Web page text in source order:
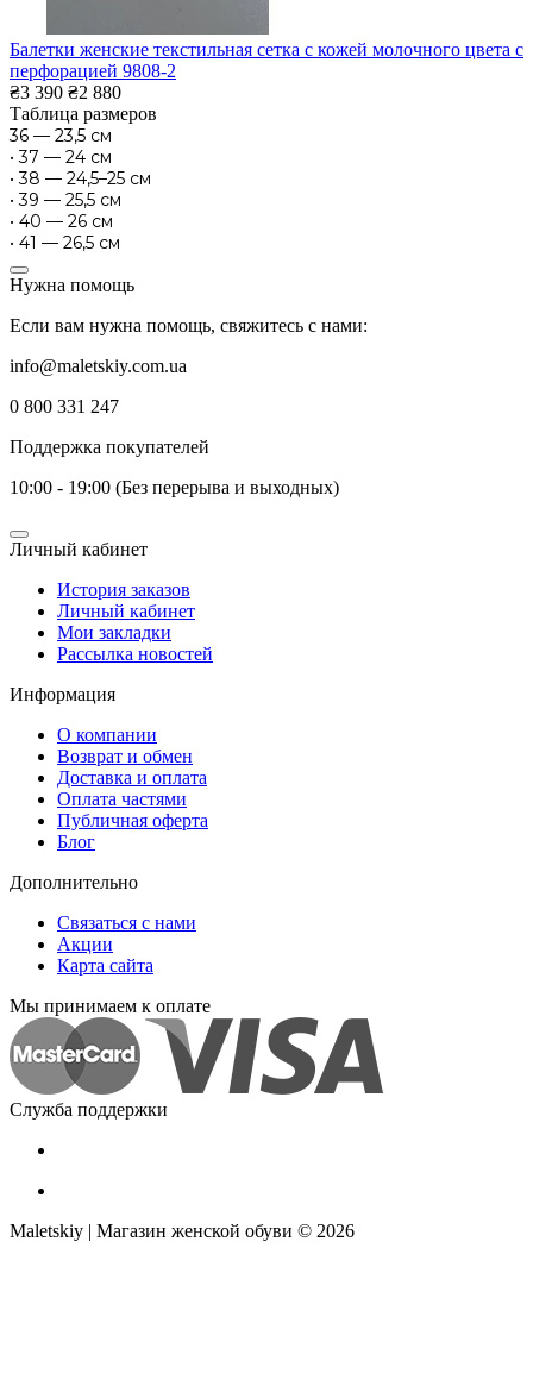
Балетки женские текстильная сетка с кожей молочного цвета с
перфорацией 9808-2
₴3 390 ₴2 880
Таблица размеров
36 — 23,5 см
• 37 — 24 см
• 38 — 24,5–25 см
• 39 — 25,5 см
• 40 — 26 см
• 41 — 26,5 см
Нужна помощь
Если вам нужна помощь, свяжитесь с нами:
info@maletskiy.com.ua
0 800 331 247
Поддержка покупателей
10:00 - 19:00 (Без перерыва и выходных)
Личный кабинет
История заказов
Личный кабинет
Мои закладки
Рассылка новостей
Информация
О компании
Возврат и обмен
Доставка и оплата
Оплата частями
Публичная оферта
Блог
Дополнительно
Связаться с нами
Акции
Карта сайта
Мы принимаем к оплате
Служба поддержки
Maletskiy | Магазин женской обуви © 2026